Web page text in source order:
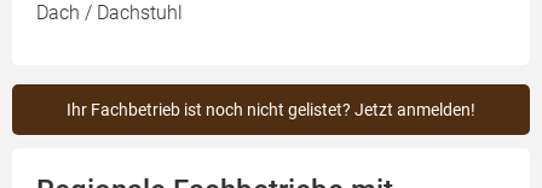
Dach / Dachstuhl
Ihr Fachbetrieb ist noch nicht gelistet? Jetzt anmelden!